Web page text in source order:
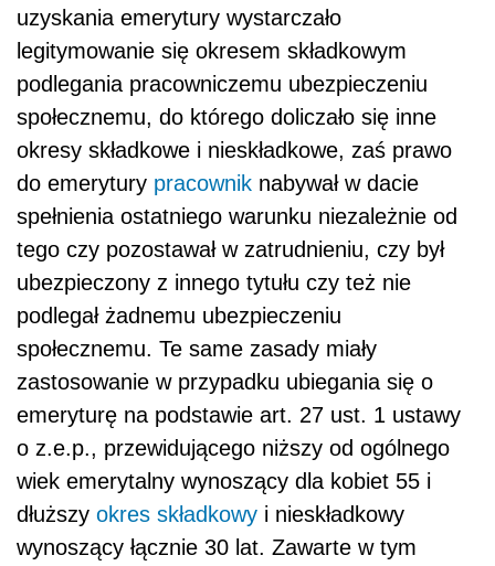
uzyskania emerytury wystarczało
legitymowanie się okresem składkowym
podlegania pracowniczemu ubezpieczeniu
społecznemu, do którego doliczało się inne
okresy składkowe i nieskładkowe, zaś prawo
do emerytury pracownik nabywał w dacie
spełnienia ostatniego warunku niezależnie od
tego czy pozostawał w zatrudnieniu, czy był
ubezpieczony z innego tytułu czy też nie
podlegał żadnemu ubezpieczeniu
społecznemu. Te same zasady miały
zastosowanie w przypadku ubiegania się o
emeryturę na podstawie art. 27 ust. 1 ustawy
o z.e.p., przewidującego niższy od ogólnego
wiek emerytalny wynoszący dla kobiet 55 i
dłuższy okres składkowy i nieskładkowy
wynoszący łącznie 30 lat. Zawarte w tym